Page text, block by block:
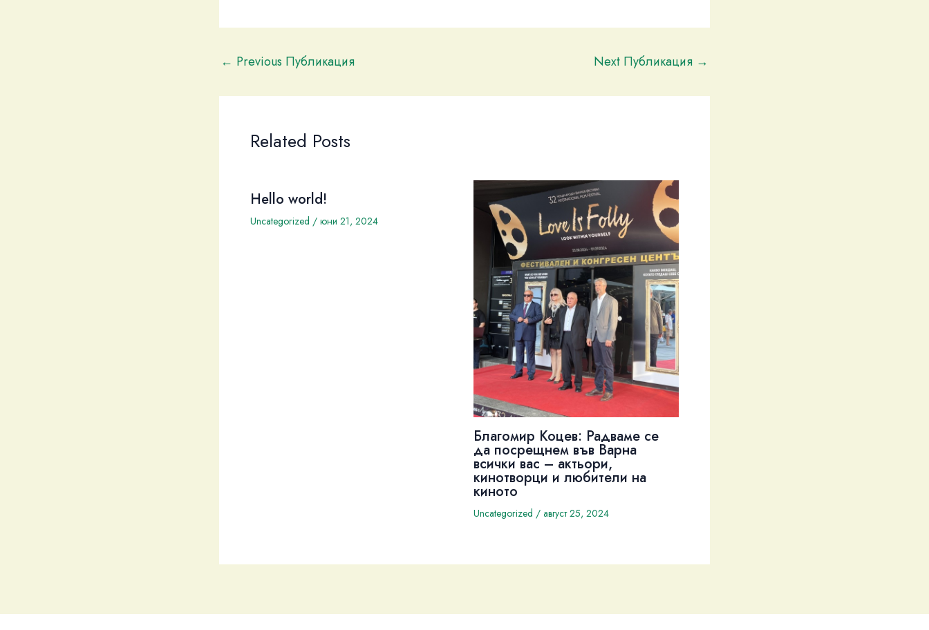
← Previous Публикация Next Публикация →
Related Posts
Hello world!
Uncategorized / юни 21, 2024
Благомир Коцев: Радваме се
да посрещнем във Варна
всички вас – актьори,
кинотворци и любители на
киното
Uncategorized / август 25, 2024